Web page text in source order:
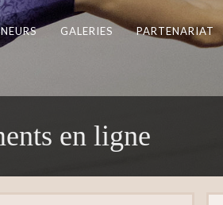
GALERIES PARTENARIAT
en ligne